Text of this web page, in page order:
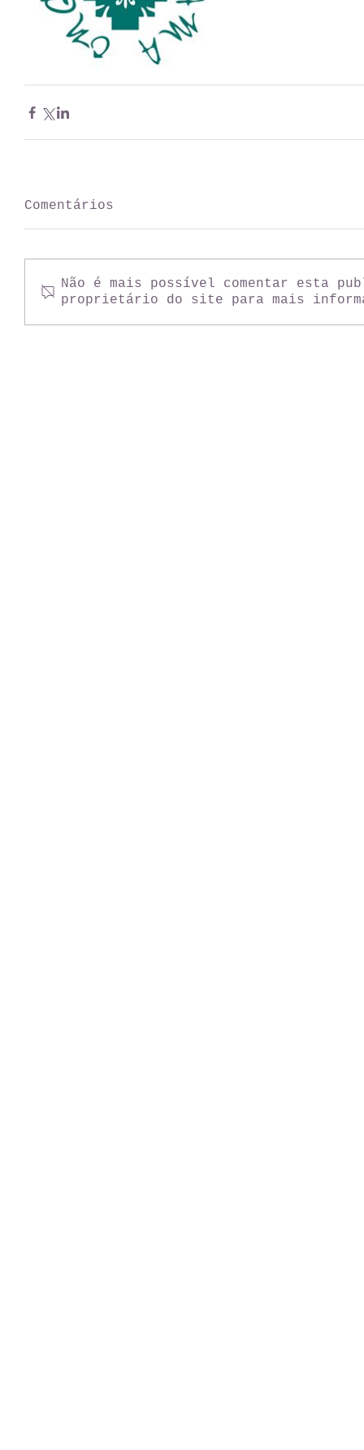
Comentários
Não é mais possível comentar esta
proprietário do site para mais